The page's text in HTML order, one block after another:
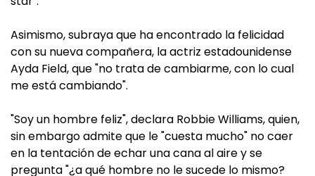
Asimismo, subraya que ha encontrado la felicidad
con su nueva compañera, la actriz estadounidense
Ayda Field, que "no trata de cambiarme, con lo cual
me está cambiando".
"Soy un hombre feliz", declara Robbie Williams, quien,
sin embargo admite que le "cuesta mucho" no caer
en la tentación de echar una cana al aire y se
pregunta "¿a qué hombre no le sucede lo mismo?